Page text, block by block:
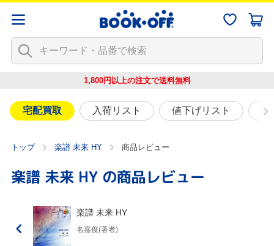
1,800円以上の注文で送料無料
宅配買取 入荷リスト 値下げリスト
トップ 楽譜 未来 HY 商品レビュー
楽譜 未来 HY の商品レビュー
楽譜 未来 HY
名嘉俊(著者)